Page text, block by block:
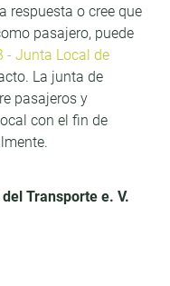
respuesta o cree que
pasajero, puede
- Junta Local de
La junta de
pasajeros y
con el fin de
Transporte e. V.